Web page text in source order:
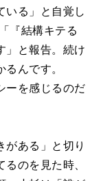
いる」と自覚し
『結構キテる
」と報告。続け
んです。
ーを感じるのだ
ある」と切り
のを見た時、